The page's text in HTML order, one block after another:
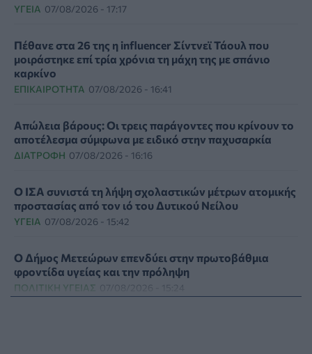
ΥΓΕΊΑ 07/08/2026 - 17:17
Πέθανε στα 26 της η influencer Σίντνεϊ Τάουλ που
μοιράστηκε επί τρία χρόνια τη μάχη της με σπάνιο
καρκίνο
ΕΠΙΚΑΙΡΌΤΗΤΑ 07/08/2026 - 16:41
Απώλεια βάρους: Οι τρεις παράγοντες που κρίνουν το
αποτέλεσμα σύμφωνα με ειδικό στην παχυσαρκία
ΔΙΑΤΡΟΦΉ 07/08/2026 - 16:16
Ο ΙΣΑ συνιστά τη λήψη σχολαστικών μέτρων ατομικής
προστασίας από τον ιό του Δυτικού Νείλου
ΥΓΕΊΑ 07/08/2026 - 15:42
Ο Δήμος Μετεώρων επενδύει στην πρωτοβάθμια
φροντίδα υγείας και την πρόληψη
ΠΟΛΙΤΙΚΉ ΥΓΕΊΑΣ 07/08/2026 - 15:24